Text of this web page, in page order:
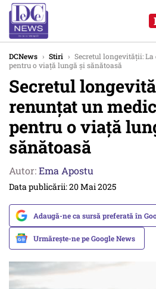
DCNews › Stiri › Secretul longevității:
pentru o viață lungă și sănătoasă
Secretul
renunțat un
pentru o viață
sănătoasă
Autor:Ema Apostu
Data publicării: 20 Mai 2025
Adaugă-ne ca sursă preferată în
Urmărește-ne pe Google News